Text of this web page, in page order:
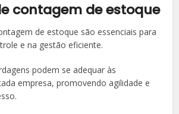
contagem de estoque
de estoque são essenciais para
e na gestão eficiente.
podem se adequar às
empresa, promovendo agilidade e